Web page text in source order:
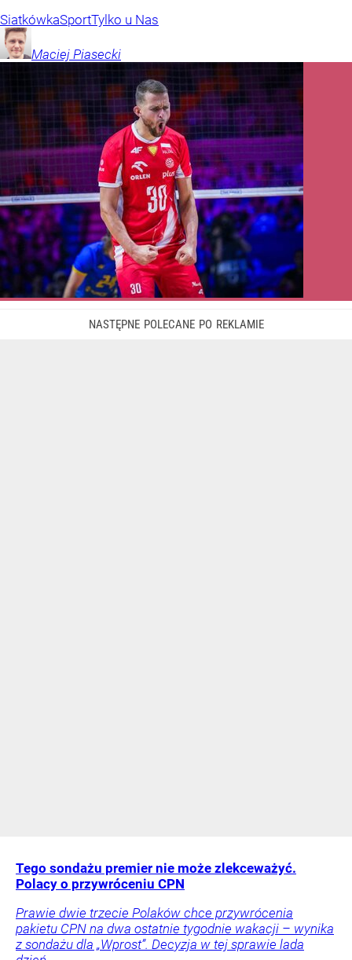
SiatkówkaSportTylko u Nas
Maciej Piasecki
Tego sondażu premier nie może zlekceważyć.
Polacy o przywróceniu CPN
Prawie dwie trzecie Polaków chce przywrócenia
pakietu CPN na dwa ostatnie tygodnie wakacji – wynika
z sondażu dla „Wprost”. Decyzja w tej sprawie lada